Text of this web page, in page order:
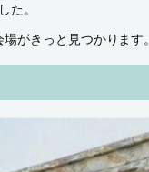
た。
がきっと見つかります。